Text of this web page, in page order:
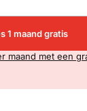
1 maand gratis
maand met een